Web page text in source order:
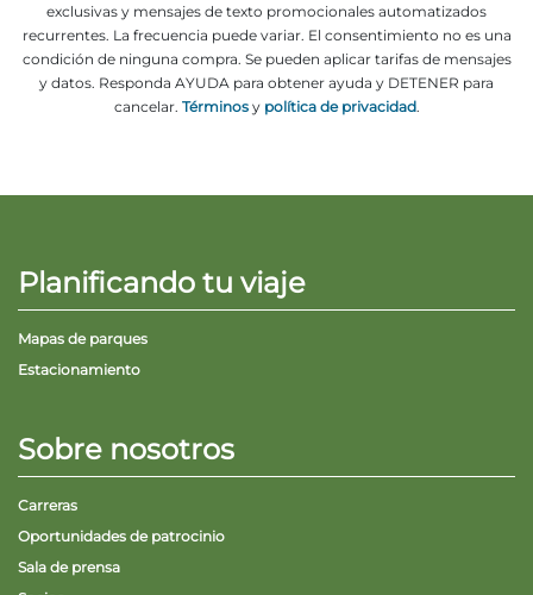
exclusivas y mensajes de texto promocionales automatizados
recurrentes. La frecuencia puede variar. El consentimiento no es una
condición de ninguna compra. Se pueden aplicar tarifas de mensajes
y datos. Responda AYUDA para obtener ayuda y DETENER para
cancelar. Términosy política de privacidad.
Planificando tu viaje
Mapas de parques
Estacionamiento
Sobre nosotros
Carreras
Oportunidades de patrocinio
Sala de prensa